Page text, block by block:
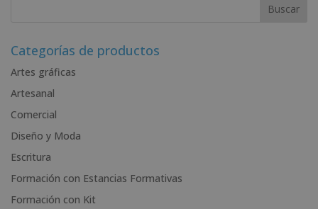
r
a
t
i
e
:
Categorías de productos
Artes gráficas
Artesanal
Comercial
Diseño y Moda
Escritura
Formación con Estancias Formativas
Formación con Kit